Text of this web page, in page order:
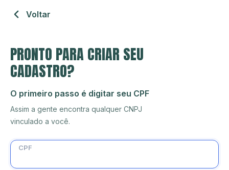
Voltar
PRONTO PARA CRIAR SEU
CADASTRO?
O primeiro passo é digitar seu CPF
Assim a gente encontra qualquer CNPJ
vinculado a você.
CPF